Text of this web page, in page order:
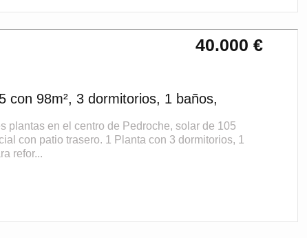
40.000 €
con 98m², 3 dormitorios, 1 baños,
plantas en el centro de Pedroche, solar de 105
con patio trasero. 1 Planta con 3 dormitorios, 1
refor...